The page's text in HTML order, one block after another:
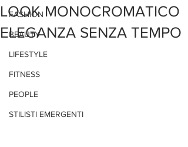
FASHION
BEAUTY
LIFESTYLE
FITNESS
PEOPLE
STILISTI EMERGENTI
LOOK MONOCROMATICO
ELEGANZA SENZA TEMPO